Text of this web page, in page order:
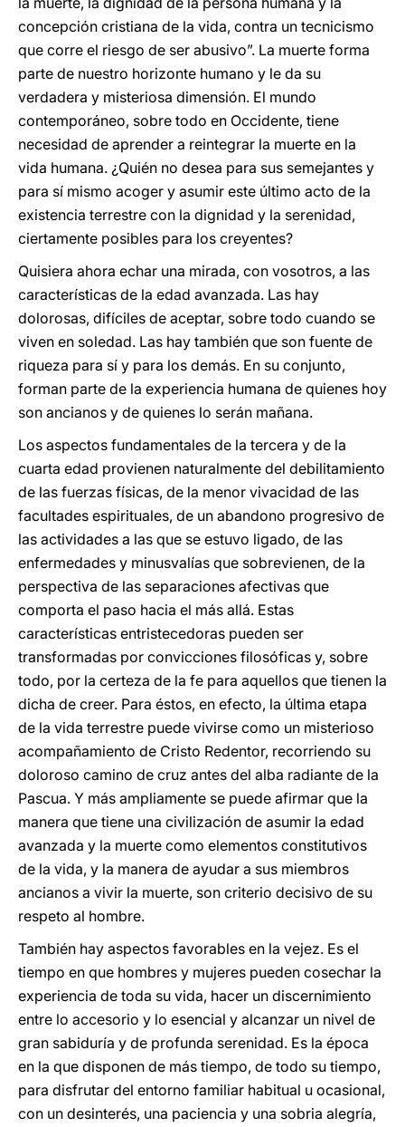
concepción cristiana de la vida, contra un tecnicismo
que corre el riesgo de ser abusivo”. La muerte forma
parte de nuestro horizonte humano y le da su
verdadera y misteriosa dimensión. El mundo
contemporáneo, sobre todo en Occidente, tiene
necesidad de aprender a reintegrar la muerte en la
vida humana. ¿Quién no desea para sus semejantes y
para sí mismo acoger y asumir este último acto de la
existencia terrestre con la dignidad y la serenidad,
ciertamente posibles para los creyentes?
Quisiera ahora echar una mirada, con vosotros, a las
características de la edad avanzada. Las hay
dolorosas, difíciles de aceptar, sobre todo cuando se
viven en soledad. Las hay también que son fuente de
riqueza para sí y para los demás. En su conjunto,
forman parte de la experiencia humana de quienes hoy
son ancianos y de quienes lo serán mañana.
Los aspectos fundamentales de la tercera y de la
cuarta edad provienen naturalmente del debilitamiento
de las fuerzas físicas, de la menor vivacidad de las
facultades espirituales, de un abandono progresivo de
las actividades a las que se estuvo ligado, de las
enfermedades y minusvalías que sobrevienen, de la
perspectiva de las separaciones afectivas que
comporta el paso hacia el más allá. Estas
características entristecedoras pueden ser
transformadas por convicciones filosóficas y, sobre
todo, por la certeza de la fe para aquellos que tienen la
dicha de creer. Para éstos, en efecto, la última etapa
de la vida terrestre puede vivirse como un misterioso
acompañamiento de Cristo Redentor, recorriendo su
doloroso camino de cruz antes del alba radiante de la
Pascua. Y más ampliamente se puede afirmar que la
manera que tiene una civilización de asumir la edad
avanzada y la muerte como elementos constitutivos
de la vida, y la manera de ayudar a sus miembros
ancianos a vivir la muerte, son criterio decisivo de su
respeto al hombre.
También hay aspectos favorables en la vejez. Es el
tiempo en que hombres y mujeres pueden cosechar la
experiencia de toda su vida, hacer un discernimiento
entre lo accesorio y lo esencial y alcanzar un nivel de
gran sabiduría y de profunda serenidad. Es la época
en la que disponen de más tiempo, de todo su tiempo,
para disfrutar del entorno familiar habitual u ocasional,
con un desinterés, una paciencia y una sobria alegría,